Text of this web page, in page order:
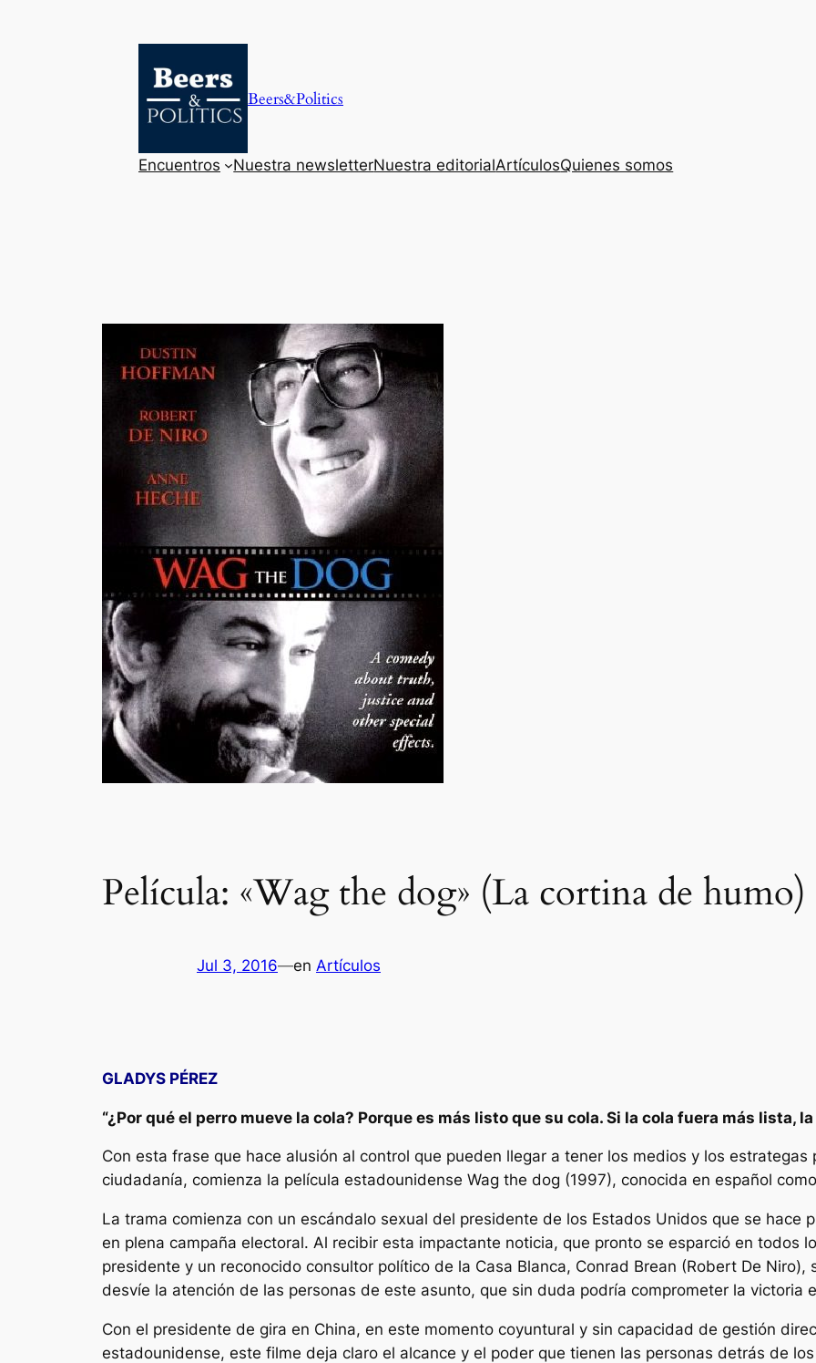
Beers&Politics
Encuentros Nuestra newsletterNuestra editorialArtículosQuienes somos
Película: «Wag the dog» (La cortina de humo)
Jul 3, 2016—en Artículos
GLADYS PÉREZ
“¿Por qué el perro mueve la cola? Porque es más listo que su cola. Si la cola fuera más lista,
Con esta frase que hace alusión al control que pueden llegar a tener los medios y los
ciudadanía, comienza la película estadounidense Wag the dog (1997), conocida en español como
La trama comienza con un escándalo sexual del presidente de los Estados Unidos que se hace
en plena campaña electoral. Al recibir esta impactante noticia, que pronto se esparció en todos
presidente y un reconocido consultor político de la Casa Blanca, Conrad Brean (Robert De
desvíe la atención de las personas de este asunto, que sin duda podría comprometer la victoria
Con el presidente de gira en China, en este momento coyuntural y sin capacidad de gestión
estadounidense, este filme deja claro el alcance y el poder que tienen las personas detrás de